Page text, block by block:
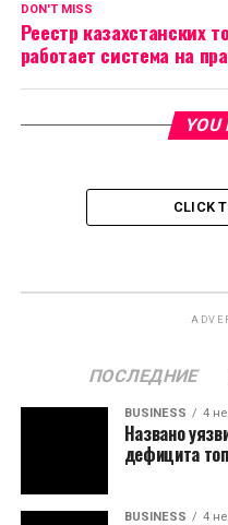
DON'T MISS
Реестр казахстанских
работает система на
YOU
CLICK
ПОСЛЕДНИЕ
BUSINESS 4
Названо
дефицита
BUSINESS 4